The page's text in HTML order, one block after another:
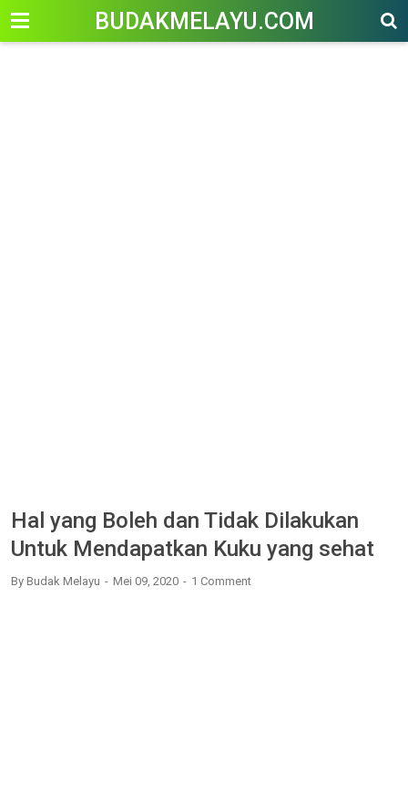
--> BUDAKMELAYU.COM
Hal yang Boleh dan Tidak Dilakukan
Untuk Mendapatkan Kuku yang sehat
By Budak Melayu Mei 09, 2020 1 Comment